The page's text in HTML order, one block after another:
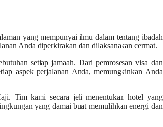
yang mempunyai ilmu dalam tentang ibadah
Anda diperkirakan dan dilaksanakan cermat.
setiap jamaah. Dari pemrosesan visa dan
aspek perjalanan Anda, memungkinkan Anda
Tim kami secara jeli menentukan hotel yang
yang damai buat memulihkan energi dan